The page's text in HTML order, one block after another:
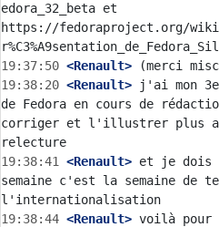
edora_32_beta et
https://fedoraproject.org/wiki/
19:37:50 <Renault>
19:38:20 <Renault> j'ai mon
de Fedora en cours de
corriger et l'illustrer plus
19:38:41
<Renault> et je dois
semaine c'est la semaine de
19:38:44 <Renault>